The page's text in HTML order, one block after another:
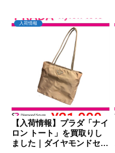
入荷情報
【入荷情報】プラダ「ナイ
ロン トート」を買取りし
ました｜ダイヤモンドセブ